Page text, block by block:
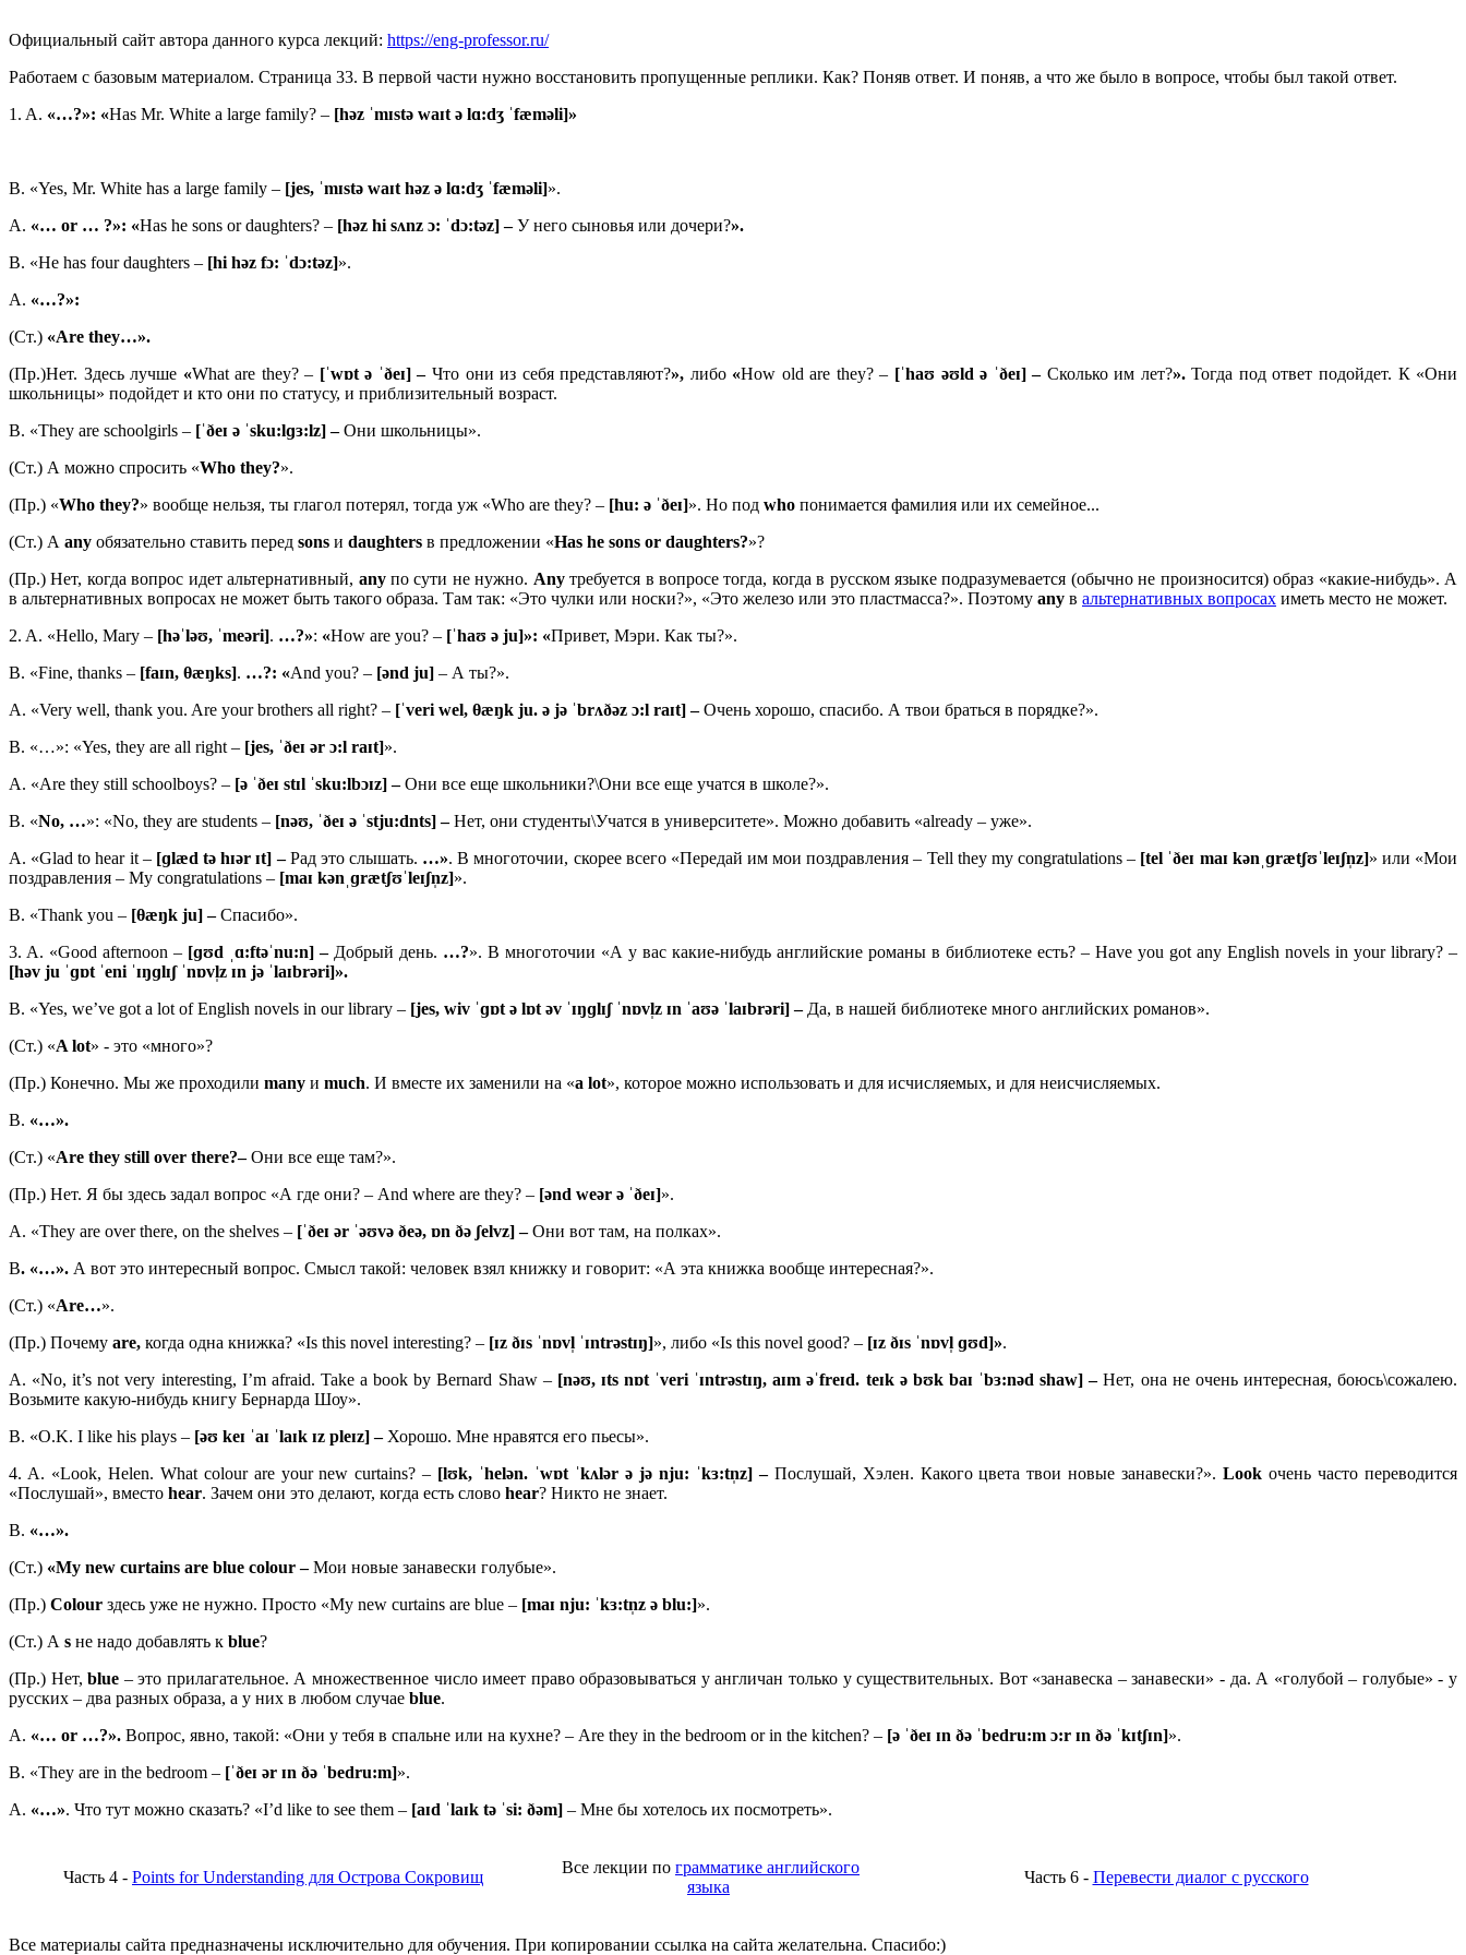
Официальный сайт автора данного курса лекций: https://eng-professor.ru/
Работаем с базовым материалом. Страница 33. В первой части нужно восстановить пропущенные реплики. Как? Поняв ответ. И поняв, а что же было в вопросе, чтобы был такой ответ.
1. A. «…?»: «Has Mr. White a large family? – [həz ˈmɪstə waɪt ə lɑ:dʒ ˈfæməli]»
B. «Yes, Mr. White has a large family – [jes, ˈmɪstə waɪt həz ə lɑ:dʒ ˈfæməli]».
A. «… or … ?»: «Has he sons or daughters? – [həz hi sʌnz ɔ: ˈdɔ:təz] –У него сыновья или дочери?».
B. «He has four daughters – [hi həz fɔ: ˈdɔ:təz]».
A. «…?»:
(Ст.) «Are they…».
(Пр.)Нет. Здесь лучше «What are they? – [ˈwɒt ə ˈðeɪ] – Что они из себя представляют?», либо«How old are they? – [ˈhaʊ əʊld ə ˈðeɪ] – Сколько им лет?».Тогда под ответ подойдет. К «Они
школьницы» подойдет и кто они по статусу, и приблизительный возраст.
B. «They are schoolgirls – [ˈðeɪ ə ˈsku:lɡɜ:lz] –Они школьницы».
(Ст.) А можно спросить «Who they?».
(Пр.) «Who they?» вообще нельзя, ты глагол потерял, тогда уж «Who are they? – [hu: ə ˈðeɪ]». Но под who понимается фамилия или их семейное...
(Ст.) А any обязательно ставить перед sons и daughters в предложении «Has he sons or daughters?»?
(Пр.) Нет, когда вопрос идет альтернативный, anyпо сути не нужно. Anyтребуется в вопросе тогда, когда в русском языке подразумевается (обычно не произносится) образ «какие-нибудь». А
в альтернативных вопросах не может быть такого образа. Там так: «Это чулки или носки?», «Это железо или это пластмасса?». Поэтому any в альтернативных вопросах иметь место не может.
2. A. «Hello, Mary – [həˈləʊ, ˈmeəri]. …?»: «How are you? – [ˈhaʊ ə ju]»: «Привет, Мэри. Как ты?».
B. «Fine, thanks – [faɪn, θæŋks]. …?: «And you? – [ənd ju] – А ты?».
A. «Very well, thank you. Are your brothers all right? – [ˈveri wel, θæŋk ju. ə jə ˈbrʌðəz ɔ:l raɪt] –Очень хорошо, спасибо. А твои браться в порядке?».
B. «…»: «Yes, they are all right – [jes, ˈðeɪ ər ɔ:l raɪt]».
A. «Are they still schoolboys? – [ə ˈðeɪ stɪl ˈsku:lbɔɪz] –Они все еще школьники?\Они все еще учатся в школе?».
B. «No, …»: «No, they are students – [nəʊ, ˈðeɪ ə ˈstju:dnts] –Нет, они студенты\Учатся в университете». Можно добавить «already – уже».
A. «Glad to hear it –[ɡlædtəhɪər ɪt] –Рад это слышать. …». В многоточии, скорее всего «Передай им мои поздравления – Tell they my congratulations – [tel ˈðeɪ maɪ kənˌɡrætʃʊˈleɪʃn̩z]» или «Мои
поздравления – My congratulations – [maɪ kənˌɡrætʃʊˈleɪʃn̩z]».
B. «Thank you – [θæŋk ju] –Спасибо».
3. A. «Good afternoon – [ɡʊd ˌɑ:ftəˈnu:n] –Добрый день. …?». В многоточии «А у вас какие-нибудь английские романы в библиотеке есть? – Have you got any English novels in your library? –
[həv ju ˈɡɒt ˈeni ˈɪŋɡlɪʃ ˈnɒvl̩z ɪn jə ˈlaɪbrəri]».
B. «Yes, we’ve got a lot of English novels in our library – [jes, wiv ˈɡɒt ə lɒt əv ˈɪŋɡlɪʃ ˈnɒvl̩z ɪn ˈaʊə ˈlaɪbrəri] –Да, в нашей библиотеке много английских романов».
(Ст.) «A lot» - это «много»?
(Пр.) Конечно. Мы же проходили many и much. И вместе их заменили на «a lot», которое можно использовать и для исчисляемых, и для неисчисляемых.
B. «…».
(Ст.) «Are they still over there?–Они все еще там?».
(Пр.) Нет. Я бы здесь задал вопрос «А где они? – And where are they? – [ənd weər ə ˈðeɪ]».
A. «They are over there, on the shelves – [ˈðeɪ ər ˈəʊvə ðeə, ɒn ðə ʃelvz] –Они вот там, на полках».
B. «…». А вот это интересный вопрос. Смысл такой: человек взял книжку и говорит: «А эта книжка вообще интересная?».
(Ст.) «Are…».
(Пр.) Почему are, когда одна книжка? «Is this novel interesting? – [ɪz ðɪs ˈnɒvl̩ ˈɪntrəstɪŋ]», либо «Is this novel good? – [ɪz ðɪs ˈnɒvl̩ ɡʊd]».
A. «No, it’s not very interesting, I’m afraid. Take a book by Bernard Shaw –[nəʊ, ɪts nɒt ˈveri ˈɪntrəstɪŋ, aɪm əˈfreɪd. teɪk ə bʊk baɪ ˈbɜ:nəd shaw] –Нет, она не очень интересная, боюсь\сожалею.
Возьмите какую-нибудь книгу Бернарда Шоу».
B. «O.K. I like his plays – [əʊ keɪ ˈaɪ ˈlaɪk ɪz pleɪz] –Хорошо. Мне нравятся его пьесы».
4. A. «Look, Helen. What colour are your new curtains? – [lʊk, ˈhelən. ˈwɒt ˈkʌlər ə jə nju: ˈkɜ:tn̩z] –Послушай, Хэлен. Какого цвета твои новые занавески?».Lookочень часто переводится
«Послушай», вместо hear. Зачем они это делают, когда есть слово hear? Никто не знает.
B. «…».
(Ст.) «My new curtains are blue colour –Мои новые занавески голубые».
(Пр.) Colour здесь уже не нужно. Просто «My new curtains are blue – [maɪ nju: ˈkɜ:tn̩z ə blu:]».
(Ст.) А s не надо добавлять к blue?
(Пр.) Нет,blue – это прилагательное. А множественное число имеет право образовываться у англичан только у существительных. Вот «занавеска – занавески» - да. А «голубой – голубые» - у
русских – два разных образа, а у них в любом случае blue.
A. «… or …?». Вопрос, явно, такой: «Они у тебя в спальне или на кухне? – Are they in the bedroom or in the kitchen? – [ə ˈðeɪ ɪn ðə ˈbedru:m ɔ:r ɪn ðə ˈkɪtʃɪn]».
B. «They are in the bedroom – [ˈðeɪ ər ɪn ðə ˈbedru:m]».
A. «…». Что тут можно сказать? «I’d like to see them – [aɪd ˈlaɪk tə ˈsi: ðəm] – Мне бы хотелось их посмотреть».
Часть 4 - Points for Understanding для Острова Сокровищ
Все лекции по грамматике английского
языка
Часть 6 - Перевести диалог с русского
Все материалы сайта предназначены исключительно для обучения. При копировании ссылка на сайта желательна. Спасибо:)